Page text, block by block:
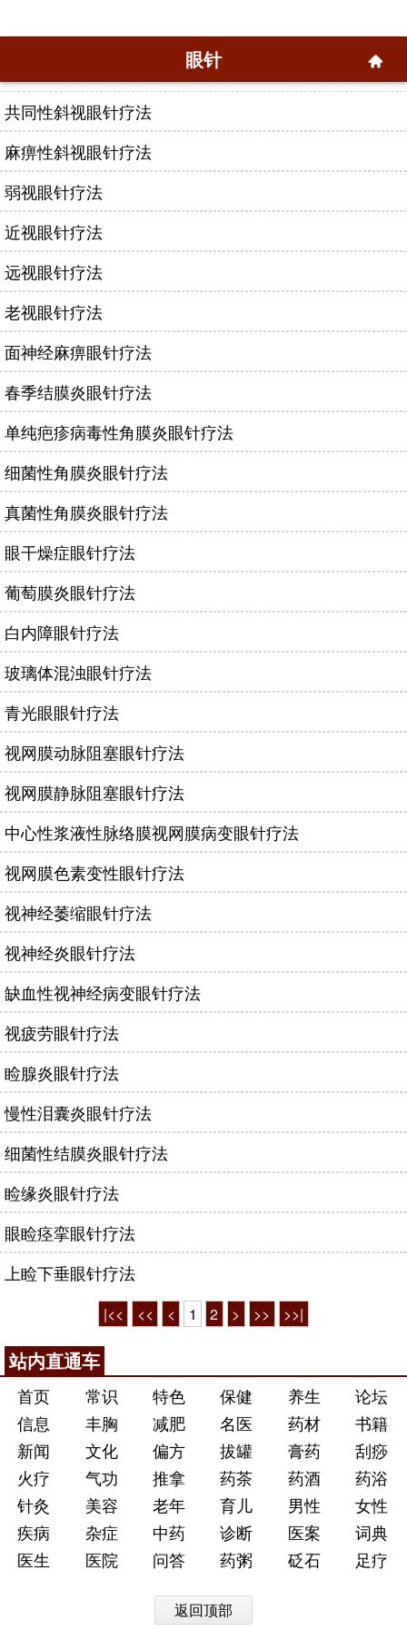
眼针
共同性斜视眼针疗法
麻痹性斜视眼针疗法
弱视眼针疗法
近视眼针疗法
远视眼针疗法
老视眼针疗法
面神经麻痹眼针疗法
春季结膜炎眼针疗法
单纯疤疹病毒性角膜炎眼针疗法
细菌性角膜炎眼针疗法
真菌性角膜炎眼针疗法
眼干燥症眼针疗法
葡萄膜炎眼针疗法
白内障眼针疗法
玻璃体混浊眼针疗法
青光眼眼针疗法
视网膜动脉阻塞眼针疗法
视网膜静脉阻塞眼针疗法
中心性浆液性脉络膜视网膜病变眼针疗法
视网膜色素变性眼针疗法
视神经萎缩眼针疗法
视神经炎眼针疗法
缺血性视神经病变眼针疗法
视疲劳眼针疗法
睑腺炎眼针疗法
慢性泪囊炎眼针疗法
细菌性结膜炎眼针疗法
睑缘炎眼针疗法
眼睑痉挛眼针疗法
上睑下垂眼针疗法
|<< << < 1 2 > >> >>|
站内直通车
首页 常识 特色 保健 养生
论坛
信息
丰胸 减肥 名医 药材
书籍
新闻
文化 偏方 拔罐 膏药
刮痧
火疗
气功 推拿 药茶 药酒
药浴
针灸
美容 老年 育儿 男性
女性
疾病
杂症 中药 诊断 医案
词典
医生
医院 问答 药粥 砭石 足疗
返回顶部